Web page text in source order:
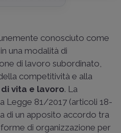
conosciuto come
in una modalità di
di lavoro subordinato,
competitività e alla
vita e lavoro. La
Legge 81/2017 (articoli 18-
di un apposito accordo tra
di organizzazione per